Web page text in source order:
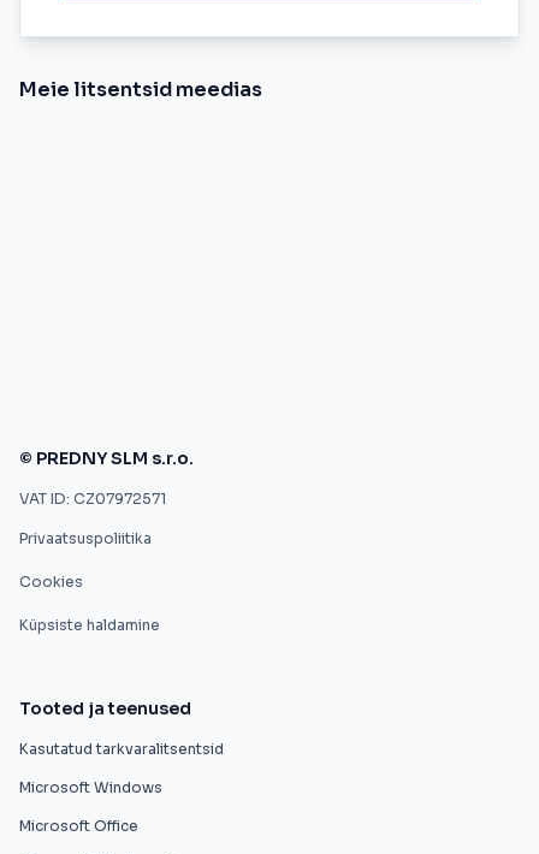
Meie litsentsid meedias
© PREDNY SLM s.r.o.
VAT ID: CZ07972571
Privaatsuspoliitika
Cookies
Küpsiste haldamine
Tooted ja teenused
Kasutatud tarkvaralitsentsid
Microsoft Windows
Microsoft Office